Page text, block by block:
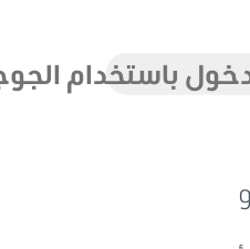
باستخدام الجوجل